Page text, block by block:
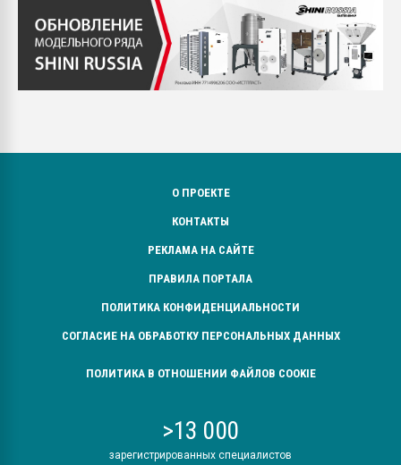
О ПРОЕКТЕ
КОНТАКТЫ
РЕКЛАМА НА САЙТЕ
ПРАВИЛА ПОРТАЛА
ПОЛИТИКА КОНФИДЕНЦИАЛЬНОСТИ
СОГЛАСИЕ НА ОБРАБОТКУ ПЕРСОНАЛЬНЫХ ДАННЫХ
ПОЛИТИКА В ОТНОШЕНИИ ФАЙЛОВ COOKIE
>13 000
зарегистрированных специалистов